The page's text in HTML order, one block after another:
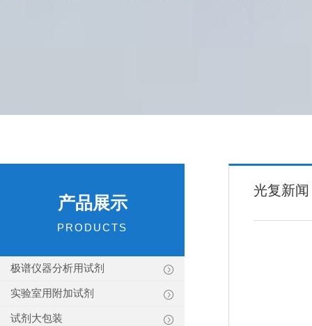
产品展示
PRODUCTS
极谱仪器分析用试剂
实验室用附加试剂
试剂大包装
光复新闻